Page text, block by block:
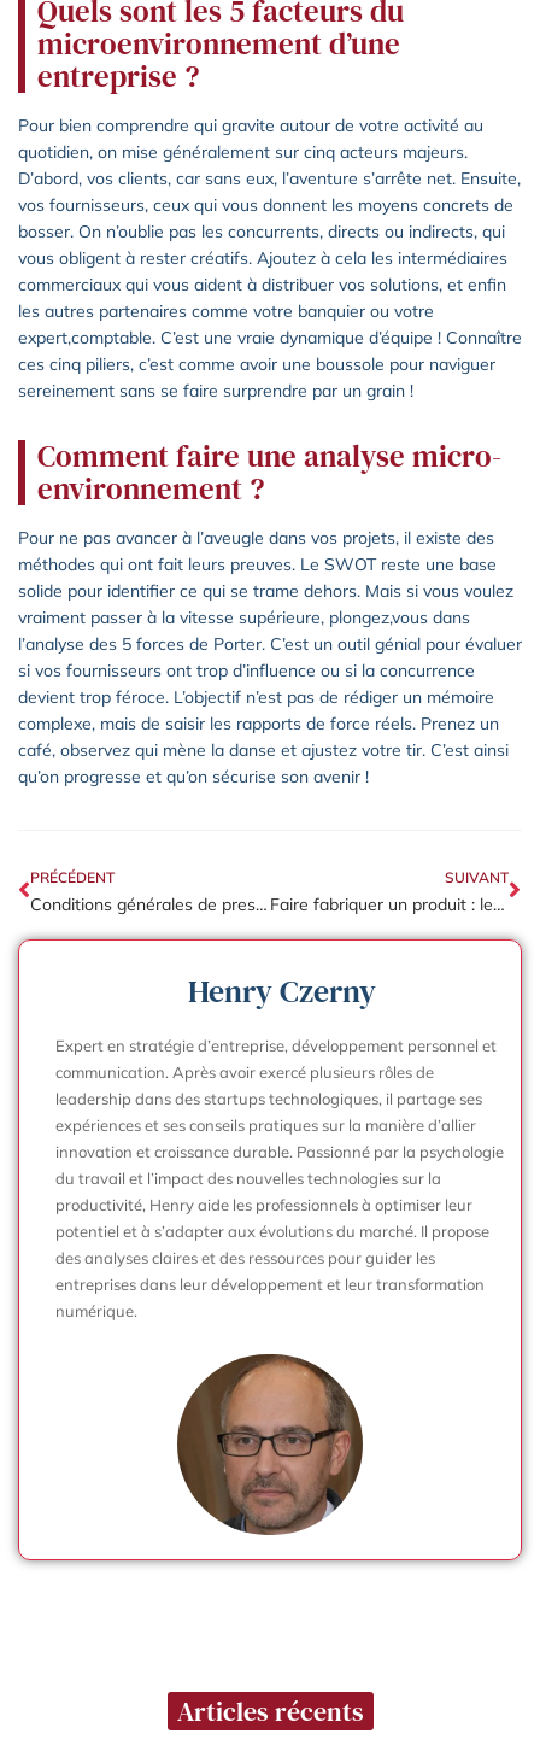
Quels sont les 5 facteurs du
microenvironnement d’une
entreprise ?
Pour bien comprendre qui gravite autour de votre activité au
quotidien, on mise généralement sur cinq acteurs majeurs.
D’abord, vos clients, car sans eux, l’aventure s’arrête net. Ensuite,
vos fournisseurs, ceux qui vous donnent les moyens concrets de
bosser. On n’oublie pas les concurrents, directs ou indirects, qui
vous obligent à rester créatifs. Ajoutez à cela les intermédiaires
commerciaux qui vous aident à distribuer vos solutions, et enfin
les autres partenaires comme votre banquier ou votre
expert,comptable. C’est une vraie dynamique d’équipe ! Connaître
ces cinq piliers, c’est comme avoir une boussole pour naviguer
sereinement sans se faire surprendre par un grain !
Comment faire une analyse micro-
environnement ?
Pour ne pas avancer à l’aveugle dans vos projets, il existe des
méthodes qui ont fait leurs preuves. Le SWOT reste une base
solide pour identifier ce qui se trame dehors. Mais si vous voulez
vraiment passer à la vitesse supérieure, plongez,vous dans
l’analyse des 5 forces de Porter. C’est un outil génial pour évaluer
si vos fournisseurs ont trop d’influence ou si la concurrence
devient trop féroce. L’objectif n’est pas de rédiger un mémoire
complexe, mais de saisir les rapports de force réels. Prenez un
café, observez qui mène la danse et ajustez votre tir. C’est ainsi
qu’on progresse et qu’on sécurise son avenir !
PRÉCÉDENT
Conditions générales de prestations de services : les clauses pour protéger votre entreprise
SUIVANT
Faire fabriquer un produit : les 6 étapes pour réussir la production
Henry Czerny
Expert en stratégie d’entreprise, développement personnel et
communication. Après avoir exercé plusieurs rôles de
leadership dans des startups technologiques, il partage ses
expériences et ses conseils pratiques sur la manière d’allier
innovation et croissance durable. Passionné par la psychologie
du travail et l’impact des nouvelles technologies sur la
productivité, Henry aide les professionnels à optimiser leur
potentiel et à s’adapter aux évolutions du marché. Il propose
des analyses claires et des ressources pour guider les
entreprises dans leur développement et leur transformation
numérique.
Articles récents